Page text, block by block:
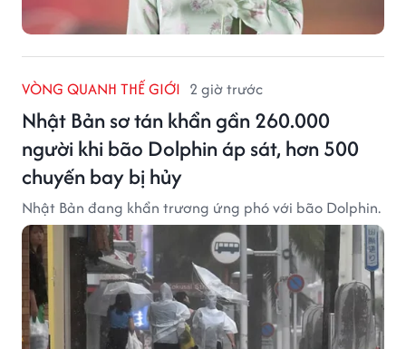
VÒNG QUANH THẾ GIỚI 2 giờ trước
Nhật Bản sơ tán khẩn gần 260.000
người khi bão Dolphin áp sát, hơn 500
chuyến bay bị hủy
Nhật Bản đang khẩn trương ứng phó với bão Dolphin.